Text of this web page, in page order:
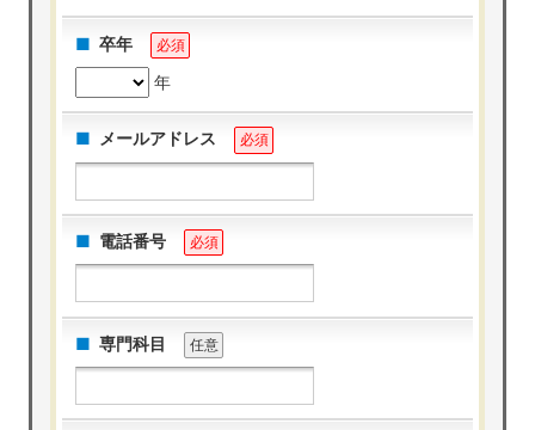
卒年 必須
年
メールアドレス 必須
電話番号 必須
専門科目 任意